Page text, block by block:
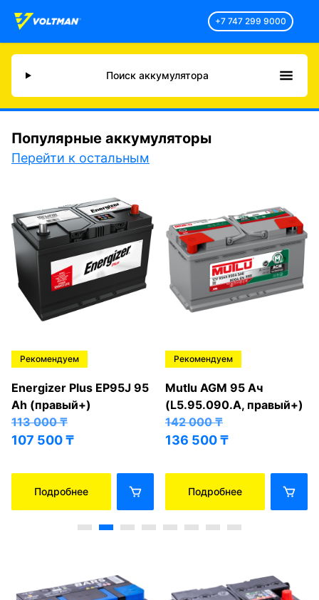
+7 747 299 9000
Поиск аккумулятора
Популярные аккумуляторы
Перейти к остальным
Рекомендуем
Energizer Plus EP95J 95
Ah (правый+)
113 000₸
107 500₸
Подробнее
Рекомендуем
Mutlu AGM 95 Ач
(L5.95.090.A, правый+)
142 000₸
136 500₸
Подробнее